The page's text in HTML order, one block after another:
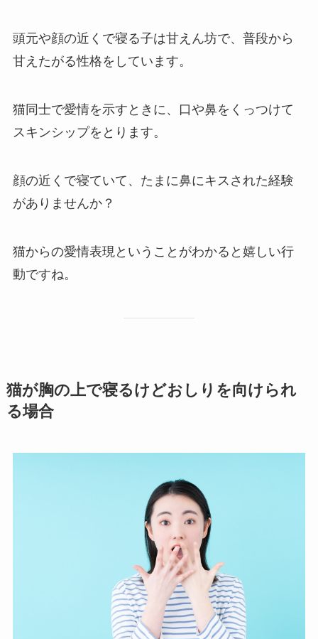
頭元や顔の近くで寝る子は甘えん坊で、普段から
甘えたがる性格をしています。
猫同士で愛情を示すときに、口や鼻をくっつけて
スキンシップをとります。
顔の近くで寝ていて、たまに鼻にキスされた経験
がありませんか？
猫からの愛情表現ということがわかると嬉しい行
動ですね。
猫が胸の上で寝るけどおしりを向けられ
る場合